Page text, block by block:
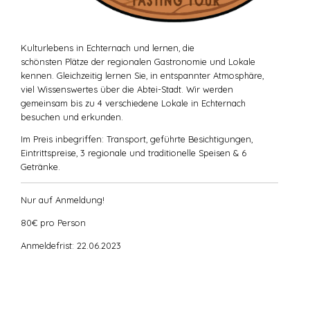
Kulturlebens in Echternach und lernen, die
schönsten Plätze der regionalen Gastronomie und Lokale
kennen. Gleichzeitig lernen Sie, in entspannter Atmosphäre,
viel Wissenswertes über die Abtei-Stadt. Wir werden
gemeinsam bis zu 4 verschiedene Lokale in Echternach
besuchen und erkunden.
Im Preis inbegriffen: Transport, geführte Besichtigungen,
Eintrittspreise, 3 regionale und traditionelle Speisen & 6
Getränke.
Nur auf Anmeldung!
80€ pro Person
Anmeldefrist: 22.06.2023